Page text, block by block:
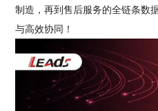
制造，再到售后服务的全链条数
与高效协同！